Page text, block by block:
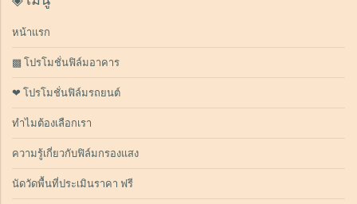
หน้าแรก
▩ โปรโมชั่นฟิล์มอาคาร
❤ โปรโมชั่นฟิล์มรถยนต์
ทำไมต้องเลือกเรา
ความรู้เกี่ยวกับฟิล์มกรองแสง
นัดวัดพื้นที่ประเมินราคา ฟรี